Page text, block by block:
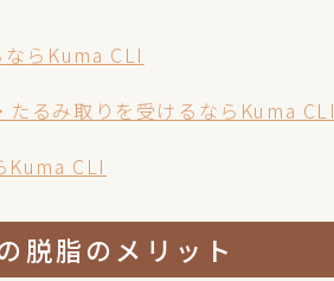
らKuma CLI
るみ取りを受けるならKuma CLI
Kuma CLI
脱脂のメリット